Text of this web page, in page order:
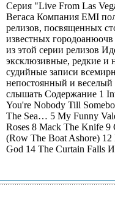
Серия "Live From Las
Вегаса Компания EMI
релизов, посвященных
известных
из этой серии релизов
эксклюзивные, редкие и
судийные записи
непостоянный и веселый
слышать Содержание 1
You're Nobody Till
The Sea… 5 My Funny
Roses 8 Mack The Knife 9
(Row The Boat Ashore)
God 14 The Curtain Falls